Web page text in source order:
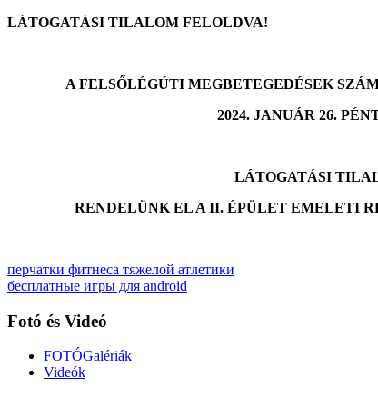
LÁTOGATÁSI TILALOM FELOLDVA!
A FELSŐLÉGÚTI MEGBETEGEDÉSEK
2024. JANUÁR 26.
LÁTOGATÁSI
RENDELÜNK EL A II. ÉPÜLET EMELETI
перчатки фитнеса тяжелой атлетики
бесплатные игры для android
Fotó és Videó
FOTÓGalériák
Videók